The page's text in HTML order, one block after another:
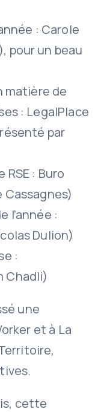
: Carole
pour un beau
matière de
: LegalPlace
par
: Buro
Cassagnes)
l’année :
Dulion)
:
Chadli)
une
et à La
cette